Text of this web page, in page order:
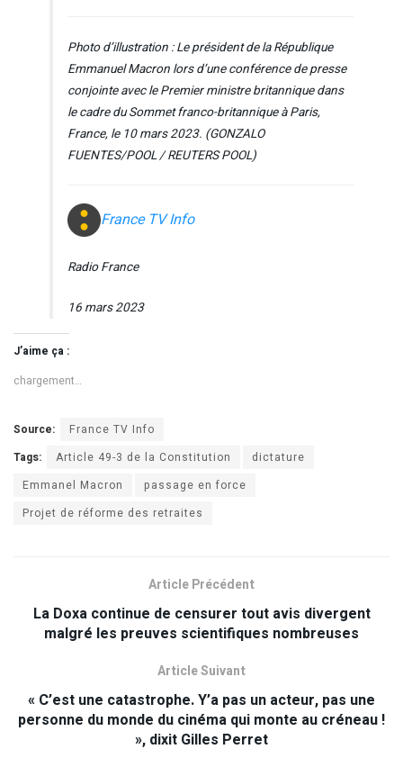
Photo d’illustration : Le président de la République
Emmanuel Macron lors d’une conférence de presse
conjointe avec le Premier ministre britannique dans
le cadre du Sommet franco-britannique à Paris,
France, le 10 mars 2023. (GONZALO
FUENTES/POOL / REUTERS POOL)
France TV Info
Radio France
16 mars 2023
J’aime ça :
chargement…
Source:
France TV Info
Tags:
Article 49-3 de la Constitution
dictature
Emmanel Macron
passage en force
Projet de réforme des retraites
Article Précédent
La Doxa continue de censurer tout avis divergent
malgré les preuves scientifiques nombreuses
Article Suivant
« C’est une catastrophe. Y’a pas un acteur, pas une
personne du monde du cinéma qui monte au créneau !
», dixit Gilles Perret